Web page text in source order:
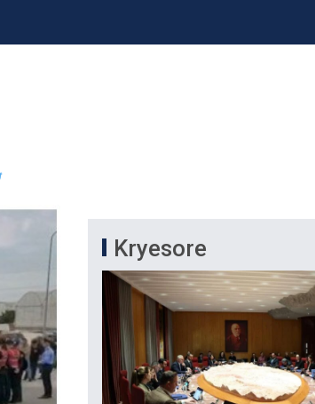
Kryesore